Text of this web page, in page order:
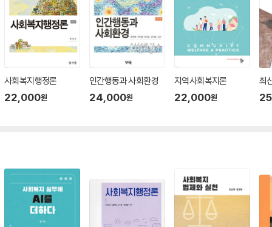
사회복지행정론
22,000원
인간행동과 사회환경
24,000원
지역사회복지론
22,000원
최